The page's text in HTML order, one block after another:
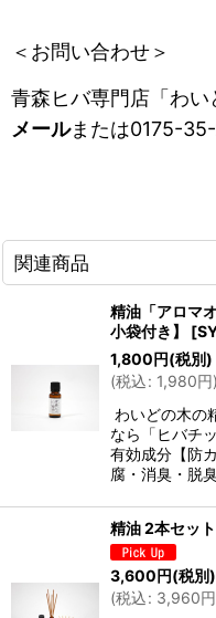
＜お問い合わせ＞
青森ヒバ専門店「わい
メールまたは0175-
関連商品
精油「アロマ
小袋付き】
[
1,800円(税別)
(税込: 1,980円)
わいどの木の
なら「ヒバチ
有効成分【防
腐・消臭・脱
精油 2本セッ
3,600円(税別)
(税込: 3,960円